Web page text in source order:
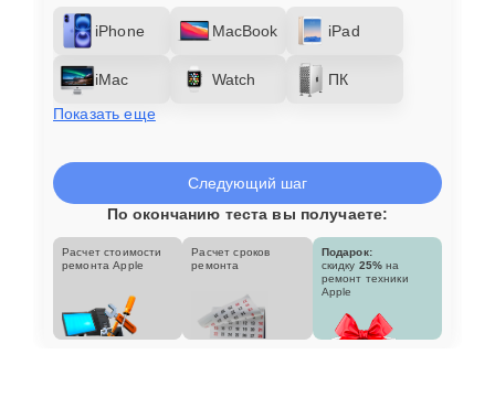
iPhone MacBook iPad
iMac Watch
ПК
Показать еще
Следующий шаг
По окончанию теста вы получаете:
Расчет стоимости
ремонта Apple
Расчет сроков
ремонта
Подарок:
скидку 25% на
ремонт техники
Apple